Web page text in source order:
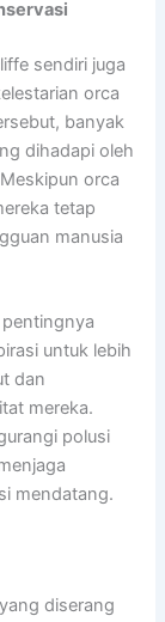
sendiri juga
orca
banyak
dihadapi oleh
orca
tetap
manusia
untuk lebih
dan
mereka.
polusi
mendatang.
diserang